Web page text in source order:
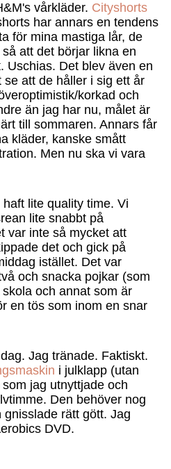
vårkläder. Cityshorts
har annars en tendens
för mina mastiga lår, de
att det börjar likna en
Uschias. Det blev även en
se att de håller i sig ett år
korkad och
än jag har nu, målet är
till sommaren. Annars får
kläder, kanske smått
Men nu ska vi vara
lite quality time. Vi
lite snabbt på
var inte så mycket att
det och gick på
istället. Det var
och snacka pojkar (som
och annat som är
en tös som inom en snar
Jag tränade. Faktiskt.
i julklapp (utan
jag utnyttjade och
Den behöver nog
rätt gött. Jag
DVD.